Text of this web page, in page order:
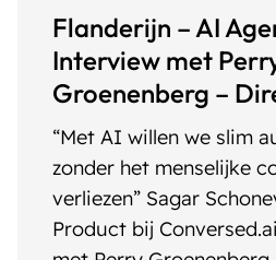
Flanderijn – AI
Interview met
Groenenberg –
“Met AI willen we slim
zonder het menselijke
verliezen” Sagar
Product bij